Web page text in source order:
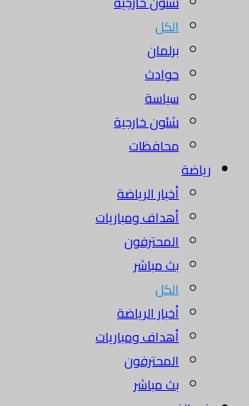
الكل
برلمان
حوادث
سياسة
شئون خارجية
محافظات
رياضة
أخبار الرياضة
أهداف ومباريات
المحترفون
بث مباشر
الكل
أخبار الرياضة
أهداف ومباريات
المحترفون
بث مباشر